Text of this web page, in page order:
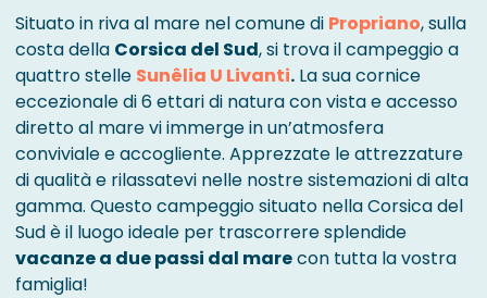
Situato in riva al mare nel comune di Propriano, sulla
costa della Corsica del Sud, si trova il campeggio a
quattro stelle Sunêlia U Livanti. La sua cornice
eccezionale di 6 ettari di natura con vista e accesso
diretto al mare vi immerge in un’atmosfera
conviviale e accogliente. Apprezzate le attrezzature
di qualità e rilassatevi nelle nostre sistemazioni di alta
gamma. Questo campeggio situato nella Corsica del
Sud è il luogo ideale per trascorrere splendide
vacanze a due passi dal marecon tutta la vostra
famiglia!